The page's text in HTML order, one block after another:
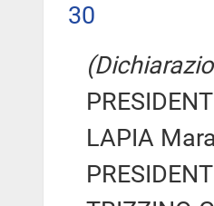
30
LAPIA